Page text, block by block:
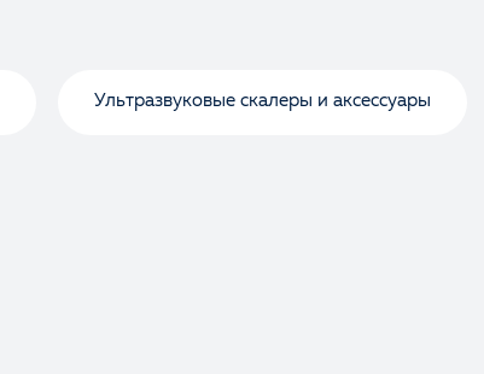
Ультразвуковые скалеры и аксессуары